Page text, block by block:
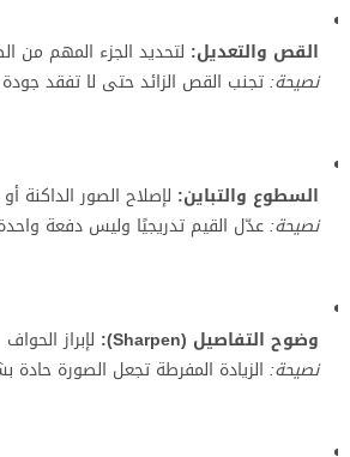
القص والتعديل: لتحديد الجزء المهم من
نصيحة:تجنب القص الزائد حتى لا تفقد
السطوع والتباين: لإصلاح الصور الداكنة أو
نصيحة:عدّل القيم تدريجيًا وليس دفعة
وضوح التفاصيل (Sharpen):
لإبراز الحواف
نصيحة: الزيادة المفرطة تجعل الصورة